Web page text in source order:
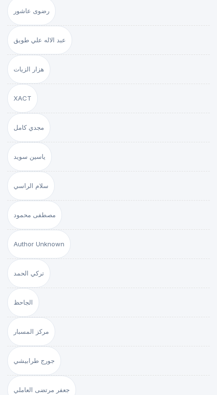
رضوى عاشور
عبد الاله علي طويق
هزار الزيات
XACT
مجدي كامل
ياسين سويد
سلام الراسي
مصطفى محمود
Author Unknown
تركي الحمد
الجاحظ
مركز المسبار
جورج طرابيشي
جعفر مرتضى العاملي